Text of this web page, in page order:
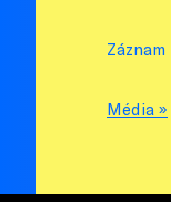
Média »